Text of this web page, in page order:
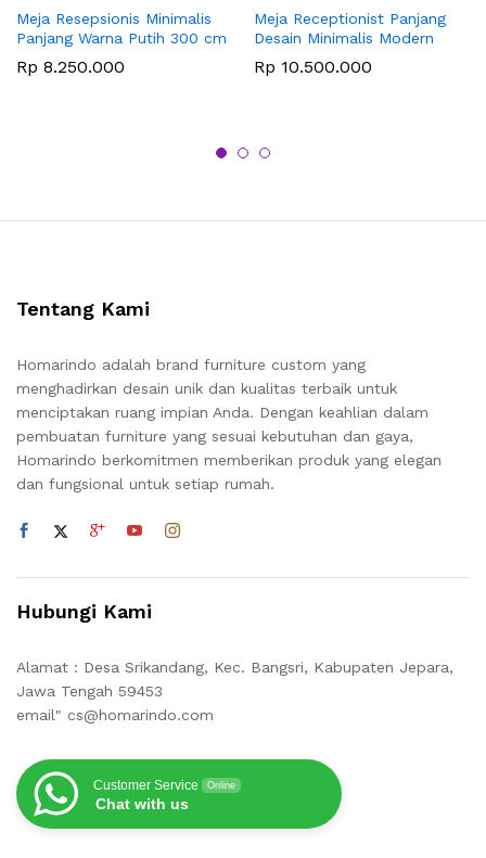
Meja Resepsionis Minimalis
Panjang Warna Putih 300 cm
Rp 8.250.000
Meja Receptionist Panjang
Desain Minimalis Modern
Rp 10.500.000
Tentang Kami
Homarindo adalah brand furniture custom yang
menghadirkan desain unik dan kualitas terbaik untuk
menciptakan ruang impian Anda. Dengan keahlian dalam
pembuatan furniture yang sesuai kebutuhan dan gaya,
Homarindo berkomitmen memberikan produk yang elegan
dan fungsional untuk setiap rumah.
Hubungi Kami
Alamat : Desa Srikandang, Kec. Bangsri, Kabupaten Jepara,
Jawa Tengah 59453
email" cs@homarindo.com
Customer Service Online
Chat with us